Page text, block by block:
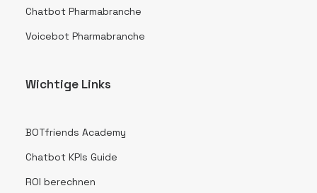
Chatbot Pharmabranche
Voicebot Pharmabranche
Wichtige Links
BOTfriends Academy
Chatbot KPIs Guide
ROI berechnen